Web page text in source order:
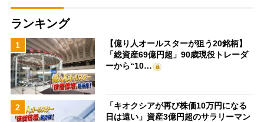
ランキング
1
【億り人オールスターが狙う20銘柄】
「総資産69億円超」90歳現役トレーダ
ーから“10…
2
「キオクシアが再び株価10万円になる
日は遠い」資産3億円超のサラリーマン